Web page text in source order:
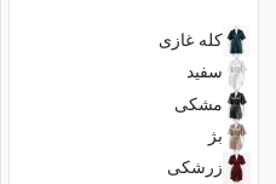
کله غازی
سفید
مشکی
بژ
زرشکی